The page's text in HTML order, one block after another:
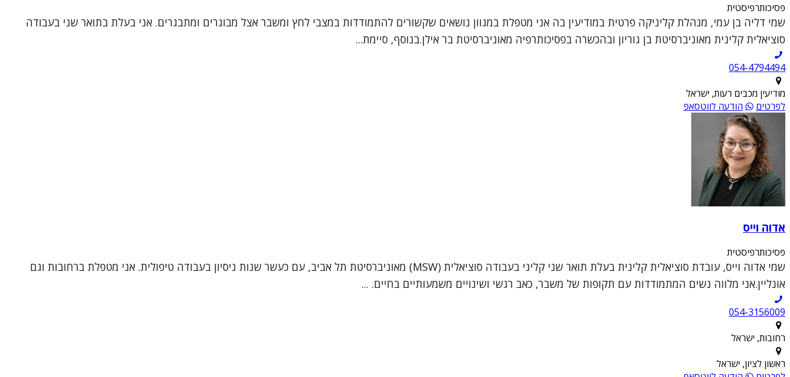
פסיכותרפיסטית
שמי דליה בן עמי, מנהלת קליניקה פרטית במודיעין בה אני מטפלת במגוון נושאים שקשורים להתמודדות במצבי לחץ ומשבר אצל מבוגרים ומתבגרים. אני בעלת בתואר שני בעבודה
סוציאלית קלינית מאוניברסיטת בן גוריון ובהכשרה בפסיכותרפיה מאוניברסיטת בר אילן.בנוסף, סיימת...
054-4794494
מודיעין מכבים רעות, ישראל
לפרטים
הודעה לווטסאפ
אדוה וייס
פסיכותרפיסטית
שמי אדוה וייס, עובדת סוציאלית קלינית בעלת תואר שני קליני בעבודה סוציאלית (MSW) מאוניברסיטת תל אביב, עם כעשר שנות ניסיון בעבודה טיפולית. אני מטפלת ברחובות וגם
אונליין.אני מלווה נשים המתמודדות עם תקופות של משבר, כאב רגשי ושינויים משמעותיים בחיים. ...
054-3156009
רחובות, ישראל
ראשון לציון, ישראל